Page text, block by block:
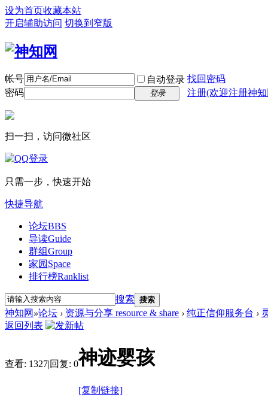
设为首页收藏本站
开启辅助访问 切换到窄版
帐号 自动登录 找回密码
密码
登录 注册(欢迎注册神
扫一扫，访问微社区
只需一步，快速开始
快捷导航
论坛BBS
导读Guide
群组Group
家园 Space
排行榜Ranklist
搜索 搜索
神知网 »论坛 › 资源与分享 resource & share › 纯正信仰服务台 ›
返回列表
查看: 1327|回复: 0神迹婴孩
[复制链接]